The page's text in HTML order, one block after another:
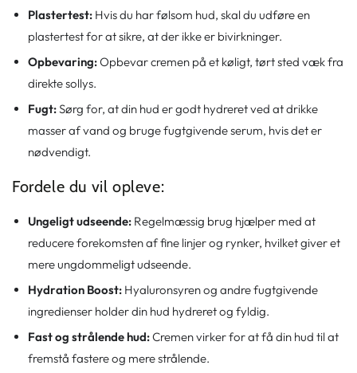
Plastertest: Hvis du har følsom hud, skal du udføre en
plastertest for at sikre, at der ikke er bivirkninger.
Opbevaring:Opbevar cremen på et køligt, tørt sted væk fra
direkte sollys.
Fugt:Sørg for, at din hud er godt hydreret ved at drikke
masser af vand og bruge fugtgivende serum, hvis det er
nødvendigt.
Fordele du vil opleve:
Ungeligt udseende: Regelmæssig brug hjælper med at
reducere forekomsten af ​​fine linjer og rynker, hvilket giver et
mere ungdommeligt udseende.
Hydration Boost: Hyaluronsyren og andre fugtgivende
ingredienser holder din hud hydreret og fyldig.
Fast og strålende hud:Cremen virker for at få din hud til at
fremstå fastere og mere strålende.